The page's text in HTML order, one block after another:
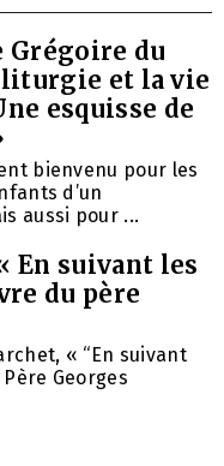
Grégoire du
et la vie
esquisse de
bienvenu pour les
d’un
aussi pour ...
En suivant les
du père
« “En suivant
Georges